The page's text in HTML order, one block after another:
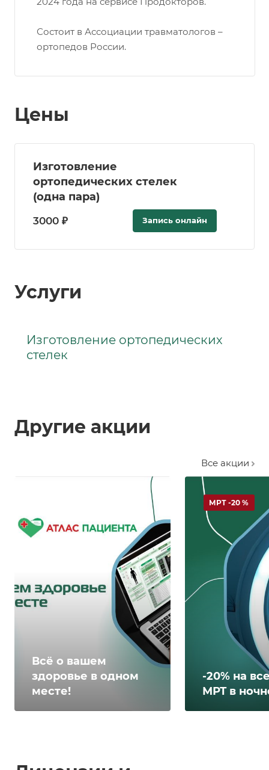
Состоит в Ассоциации травматологов –
ортопедов России.
Цены
Изготовление
ортопедических стелек
(одна пара)
3000 ₽ Запись онлайн
Услуги
Изготовление ортопедических
стелек
Другие акции
Все акции
Всё о вашем
здоровье в одном
месте!
-20% на
МРТ в
МРТ -20 %